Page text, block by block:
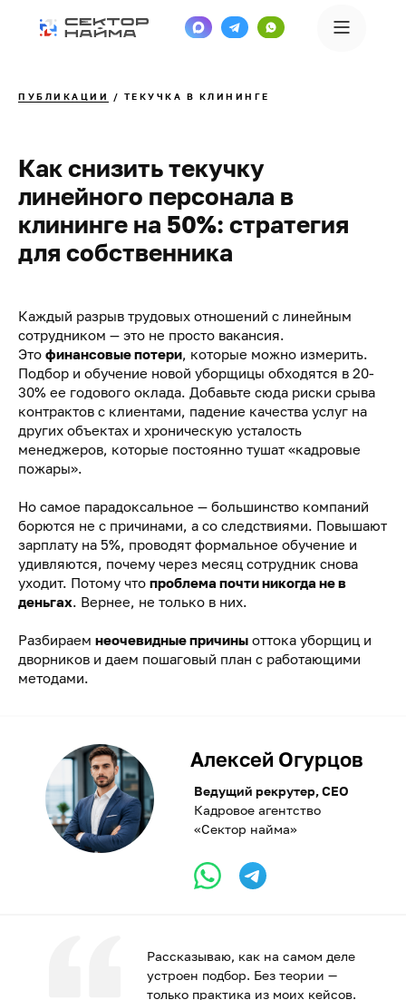
ПУБЛИКАЦИИ / ТЕКУЧКА В КЛИНИНГЕ
Как снизитьтекучку
линейного персонала в
клининге на 50%: стратегия
для собственника
Каждый разрыв трудовых отношений с линейным
сотрудником — это не просто вакансия.
Это финансовые потери, которые можно измерить.
Подбор и обучение новой уборщицы обходятся в 20-
30% ее годового оклада. Добавьте сюда риски срыва
контрактов с клиентами, падение качества услуг на
других объектах и хроническую усталость
менеджеров, которые постоянно тушат «кадровые
пожары».
Но самое парадоксальное — большинство компаний
борются не с причинами, а со следствиями. Повышают
зарплату на 5%, проводят формальное обучение и
удивляются, почему через месяц сотрудник снова
уходит. Потому что проблема почти никогда не в
деньгах. Вернее, не только в них.
Разбираем неочевидные причины оттока уборщиц и
дворников и даем пошаговый план с работающими
методами.
Рассказываю, как на самом деле
устроен подбор. Без теории —
только практика из моих кейсов.
Алексей Огурцов
Ведущий рекрутер, CEO
Кадровое агентство
«Сектор найма»